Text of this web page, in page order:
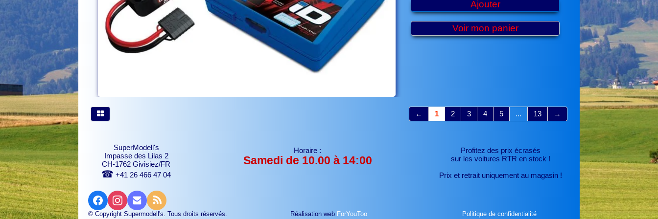
Ajouter
Voir mon panier
← 1 2 3 4 5 ... 13 →
SuperModell's
Impasse des Lilas 2
CH-1762 Givisiez/FR
☎ +41 26 466 47 04
Horaire :
Samedi de 10.00 à 14:00
Profitez des prix écrasés
sur les voitures RTR en stock !
Prix et retrait uniquement au magasin !
© Copyright Supermodell's. Tous droits réservés. Réalisation web ForYouToo Politique de confidentialité